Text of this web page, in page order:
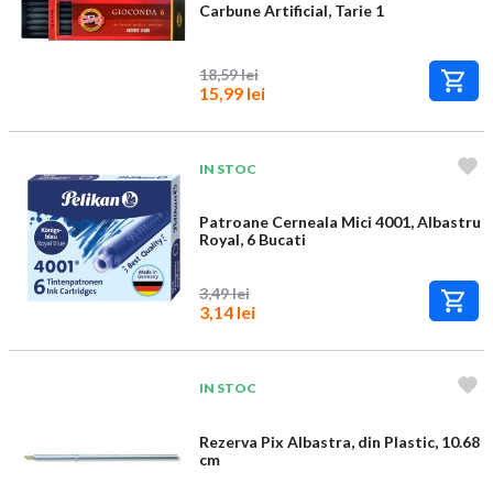
Carbune Artificial, Tarie 1
18,59 lei
15,99 lei
IN STOC
Patroane Cerneala Mici 4001, Albastru
Royal, 6 Bucati
3,49 lei
3,14 lei
IN STOC
Rezerva Pix Albastra, din Plastic, 10.68
cm